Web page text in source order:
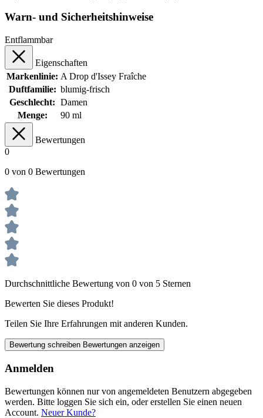
Warn- und Sicherheitshinweise
Entflammbar
Eigenschaften
Markenlinie: A Drop d'Issey Fraîche
Duftfamilie: blumig-frisch
Geschlecht: Damen
Menge:
90 ml
Bewertungen
0
0 von 0 Bewertungen
Durchschnittliche Bewertung von 0 von 5 Sternen
Bewerten Sie dieses Produkt!
Teilen Sie Ihre Erfahrungen mit anderen Kunden.
Bewertung schreiben Bewertungen anzeigen
Anmelden
Bewertungen können nur von angemeldeten Benutzern abgegeben
werden. Bitte loggen Sie sich ein, oder erstellen Sie einen neuen
Account. Neuer Kunde?